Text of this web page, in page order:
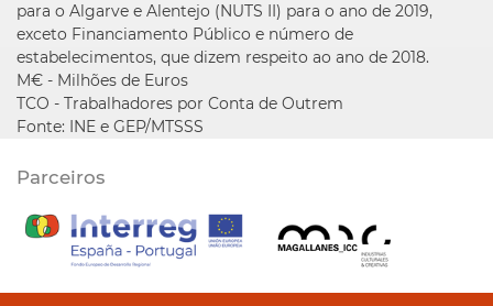
para o Algarve e Alentejo (NUTS II) para o ano de 2019,
exceto Financiamento Público e número de
estabelecimentos, que dizem respeito ao ano de 2018.
M€ - Milhões de Euros
TCO - Trabalhadores por Conta de Outrem
Fonte: INE e GEP/MTSSS
Parceiros